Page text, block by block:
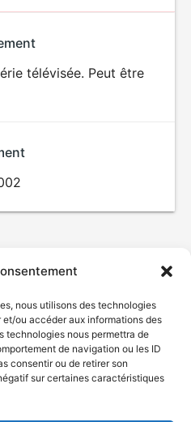
nous utilisons des technologies
ou accéder aux informations des
technologies nous permettra de
de navigation ou les ID
consentir ou de retirer son
sur certaines caractéristiques
télévisée. Peut être